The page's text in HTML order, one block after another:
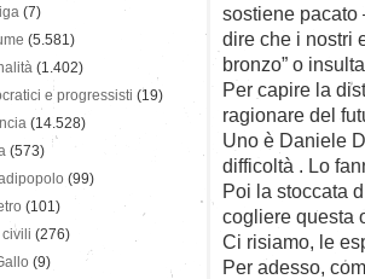
sostiene
dire che i nostri
bronzo” o
Per capire la
ragionare del
Uno è Daniele
difficoltà . Lo
Poi la stoccata
cogliere questa
Ci risiamo, le
Per adesso,
(7)
(5.581)
(1.402)
e progressisti (19)
(14.528)
(573)
(99)
(101)
civili (276)
(9)